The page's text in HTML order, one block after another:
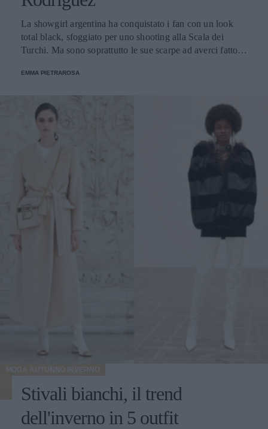
La showgirl argentina ha conquistato i fan con un look
total black, sfoggiato per uno shooting alla Scala dei
Turchi. Ma sono soprattutto le sue scarpe ad averci fatto
EMMA PIETRAROSA
MODA AUTUNNO INVERNO
Stivali bianchi, il trend
dell'inverno in 5 outfit